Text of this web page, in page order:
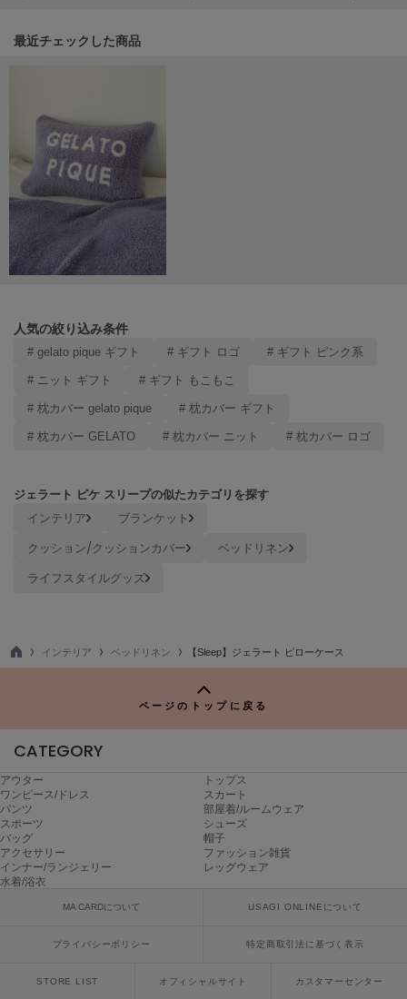
SORIN
Stylevoice for xxx
スタイルヴォイスフォー
SUICOKE
スイコック
SUPERGA
swanë
TAW&TOE
The Barnnet
ザバーネット
ザ・ノース・フェイス
TSURU by Mariko Oikawa
UGG
UNDERSON UNDERSON
アンダーソン アンダーソン
un/neu
アンノイ
URBAN RESEARCH ROSSO
関連記事
最近チェックした商品
人気の絞り込み条件
# gelato pique ギフト # ギフト ロゴ # ギフト ピンク系
# ニット ギフト # ギフト もこもこ
# 枕カバー gelato pique # 枕カバー ギフト
# 枕カバー GELATO # 枕カバー ニット # 枕カバー ロゴ
ジェラート ピケ スリープの似たカテゴリを探す
インテリア
ブランケット
クッション/クッションカバー
ベッドリネン
ライフスタイルグッズ
TO
インテリア ベッドリネン 【Sleep】ジェラート ピローケース
ページのトップに戻る
CATEGORY
アウター
トップス
ワンピース/ドレス
スカート
パンツ
部屋着/ルームウェア
スポーツ
シューズ
バッグ
帽子
アクセサリー
ファッション雑貨
インナー/ランジェリー
レッグウェア
水着/浴衣
MA CARDについて USAGI ONLINEについて
プライバシーポリシー 特定商取引法に基づく表示
STORE LIST オフィシャルサイト カスタマーセンター